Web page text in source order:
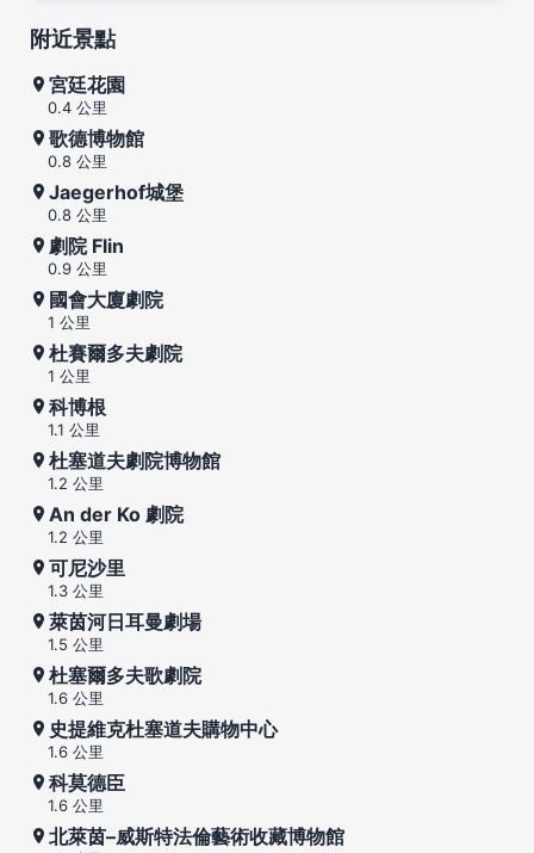
附近景點
宮廷花園
0.4 公里
歌德博物館
0.8 公里
Jaegerhof城堡
0.8 公里
劇院 Flin
0.9 公里
國會大廈劇院
1 公里
杜賽爾多夫劇院
1 公里
科博根
1.1 公里
杜塞道夫劇院博物館
1.2 公里
An der Ko 劇院
1.2 公里
可尼沙里
1.3 公里
萊茵河日耳曼劇場
1.5 公里
杜塞爾多夫歌劇院
1.6 公里
史提維克杜塞道夫購物中心
1.6 公里
科莫德臣
1.6 公里
北萊茵–威斯特法倫藝術收藏博物館